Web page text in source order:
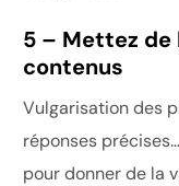
5 – Mettez de
contenus
Vulgarisation des
réponses
pour donner de la